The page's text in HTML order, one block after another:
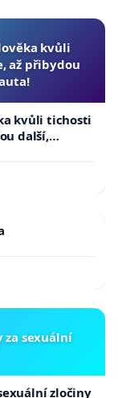
kvůli
až přibydou
kvůli tichosti
další,
za sexuální
zločiny